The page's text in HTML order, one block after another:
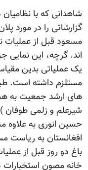
شاهدانی که با
گزارشاتی را در مورد
مسعود قبل از عملیات
اند. گرچه، این نمایی
یک عملیاتی بدین
مستلزم داشته است.
های ارشد جمعیت به
شیرعلم و زلمی طوفان
حسین انوری به علاوه
افغانستان به ریاست
باغ دو روز قبل از
خانه مصون استخبارات